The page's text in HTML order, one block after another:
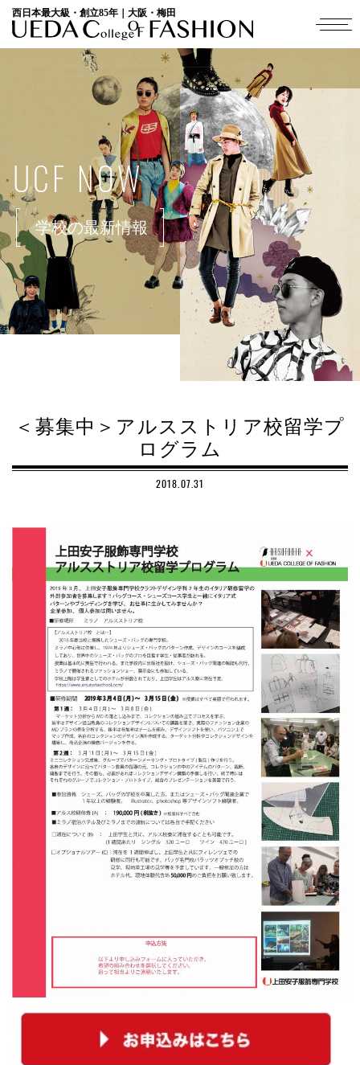
西日本最大級・創立85年｜大阪・梅田
UCF NOW
学校の最新情報
＜募集中＞アルスストリア校留学プ
ログラム
2018.07.31